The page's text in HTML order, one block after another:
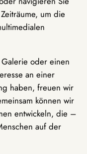
um die
oder einen
an einer
haben, freuen wir
können wir
entwickeln, die –
auf der